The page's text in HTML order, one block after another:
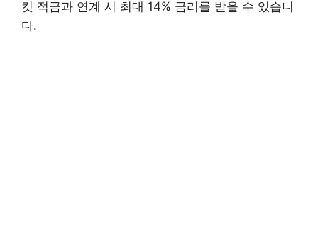
킷 적금과 연계 시 최대 14% 금리를 받을 수 있습니
다.